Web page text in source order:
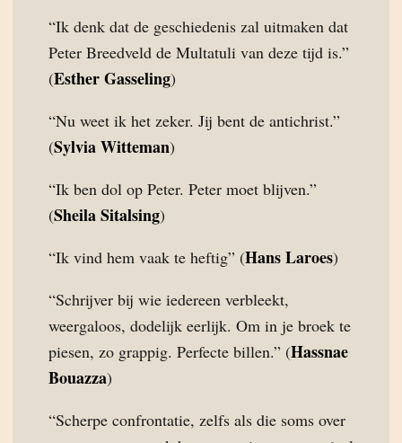
“Ik denk dat de geschiedenis zal uitmaken dat
Peter Breedveld de Multatuli van deze tijd is.”
(Esther Gasseling)
“Nu weet ik het zeker. Jij bent de antichrist.”
(Sylvia Witteman)
“Ik ben dol op Peter. Peter moet blijven.”
(Sheila Sitalsing)
“Ik vind hem vaak te heftig” (Hans Laroes)
“Schrijver bij wie iedereen verbleekt,
weergaloos, dodelijk eerlijk. Om in je broek te
piesen, zo grappig. Perfecte billen.” (Hassnae
Bouazza)
“Scherpe confrontatie, zelfs als die soms over